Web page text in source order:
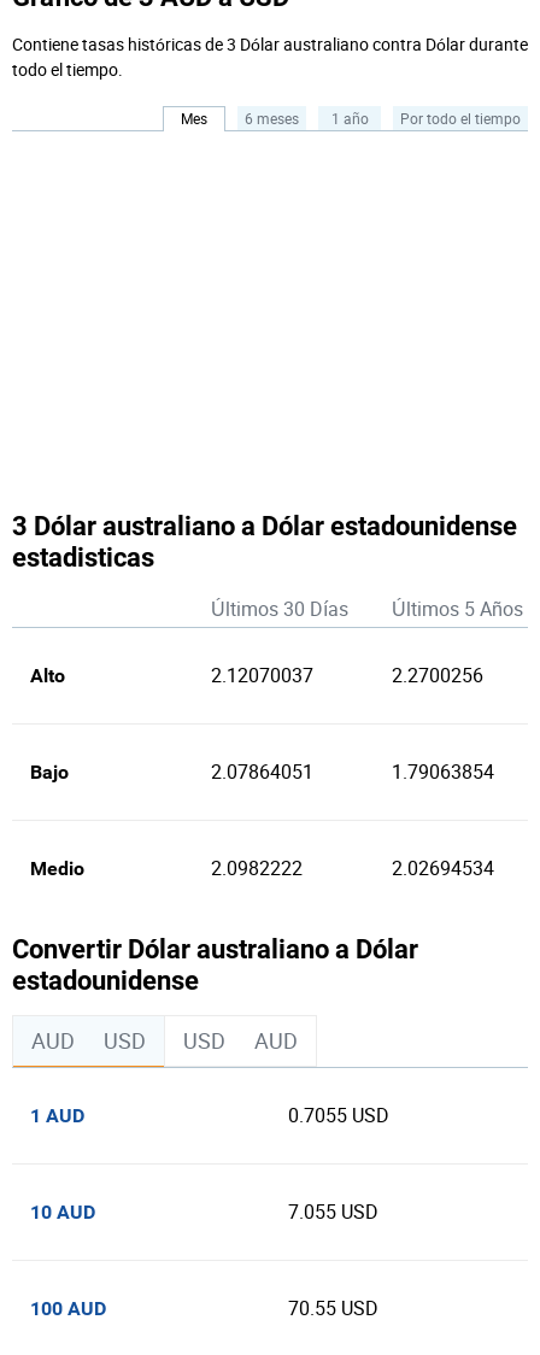
Contiene tasas históricas de 3 Dólar australiano contra Dólar durante
todo el tiempo.
Mes 6 meses 1 año Por todo el tiempo
3 Dólar australiano a Dólar estadounidense
estadisticas
Últimos 30 Días Últimos 5 Años
Alto 2.12070037 2.2700256
Bajo 2.07864051 1.79063854
Medio 2.0982222 2.02694534
Convertir Dólar australiano a Dólar
estadounidense
AUD USD USD AUD
1 AUD 0.7055 USD
10 AUD 7.055 USD
100 AUD 70.55 USD